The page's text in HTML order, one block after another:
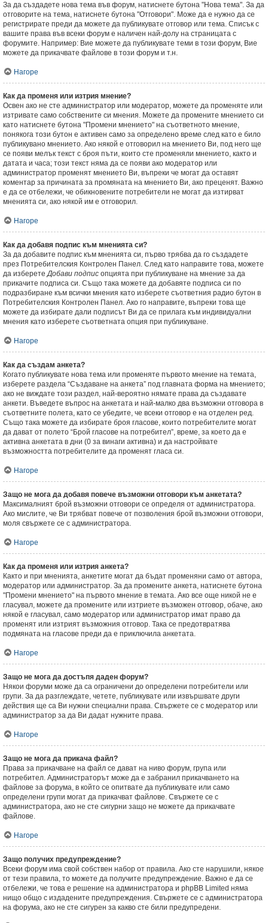
За да създадете нова тема във форум, натиснете бутона "Нова тема". За да
отговорите на тема, натиснете бутона "Отговори". Може да е нужно да се
регистрирате преди да можете да публикувате отговор или тема. Списък с
вашите права във всеки форум е наличен най-долу на страницата с
форумите. Например: Вие можете да публикувате теми в този форум, Вие
можете да прикачвате файлове в този форум и т.н.
Нагоре
Как да променя или изтрия мнение?
Освен ако не сте администратор или модератор, можете да променяте или
изтривате само собствените си мнения. Можете да промените мнението си
като натиснете бутона "Промени мнението" на съответното мнение,
понякога този бутон е активен само за определено време след като е било
публикувано мнението. Ако някой е отговорил на мнението Ви, под него ще
се появи мелък текст с броя пъти, които сте променяли мнението, както и
датата и часа; този текст няма да се появи ако модератор или
администратор променят мнението Ви, въпреки че могат да оставят
коментар за причината за промяната на мнението Ви, ако преценят. Важно
е да се отбележи, че обикновените потребители не могат да изтирват
мненията си, ако някой им е отговорил.
Нагоре
Как да добавя подпис към мненията си?
За да добавите подпис към мненията си, първо трябва да го създадете
през Потребителския Контролен Панел. След като направите това, можете
да изберетеДобави подпис опцията при публикуване на мнение за да
прикачите подписа си. Също така можете да добавяте подписа си по
подразбиране към всички мнения като изберете съответния радио бутон в
Потребителския Контролен Панел. Ако го направите, въпреки това ще
можете да избирате дали подписът Ви да се прилага към индивидуални
мнения като изберете съответната опция при публикуване.
Нагоре
Как да създам анкета?
Когато публикувате нова тема или променяте първото мнение на темата,
изберете раздела “Създаване на анкета” под главната форма на мнението;
ако не виждате този раздел, най-вероятно нямате права да създавате
анкети. Въведете въпрос на анкетата и най-малко два възможни отговора в
съответните полета, като се убедите, че всеки отговор е на отделен ред.
Също така можете да избирате броя гласове, които потребителите могат
да дават от полето “Брой гласове на потребител”, време, за което да е
активна анкетата в дни (0 за винаги активна) и да настройвате
възможността потребителите да променят гласа си.
Нагоре
Защо не мога да добавя повече възможни отговори към анкетата?
Максималният брой възможни отговори се определя от администратора.
Ако мислите, че Ви трябват повече от позволения брой възможни отговори,
моля свържете се с администратора.
Нагоре
Как да променя или изтрия анкета?
Както и при мненията, анкетите могат да бъдат променяни само от автора,
модератор или администратор. За да промените анкета, натиснете бутона
"Промени мнението" на първото мнение в темата. Ако все още никой не е
гласувал, можете да промените или изтриете възможен отговор, обаче, ако
някой е гласувал, само модератор или администратор имат право да
променят или изтрият възможния отговор. Така се предотвратява
подмяната на гласове преди да е приключила анкетата.
Нагоре
Защо не мога да достъпя даден форум?
Някои форуми може да са ограничени до определени потребители или
групи. За да разглеждате, четете, публикувате или извършвате други
действия ще са Ви нужни специални права. Свържете се с модератор или
администратор за да Ви дадат нужните права.
Нагоре
Защо не мога да прикача файл?
Права за прикачване на файл се дават на ниво форум, група или
потребител. Администраторът може да е забранил прикачването на
файлове за форума, в който се опитвате да публикувате или само
определени групи могат да прикачват файлове. Свържете се с
администратора, ако не сте сигурни защо не можете да прикачвате
файлове.
Нагоре
Защо получих предупреждение?
Всеки форум има свой собствен набор от правила. Ако сте нарушили, някое
от тези правила, то можете да получите предупреждение. Важно е да се
отбележи, че това е решение на администратора и phpBB Limited няма
нищо общо с издадените предупреждения. Свържете се с администратора
на форума, ако не сте сигурен за какво сте били предупредени.